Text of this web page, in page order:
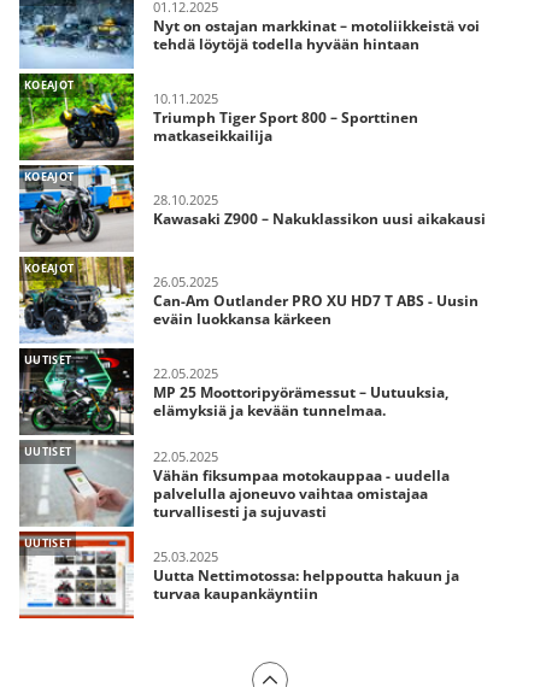
01.12.2025
Nyt on ostajan markkinat – motoliikkeistä voi
tehdä löytöjä todella hyvään hintaan
KOEAJOT
10.11.2025
Triumph Tiger Sport 800 – Sporttinen
matkaseikkailija
KOEAJOT
28.10.2025
Kawasaki Z900 – Nakuklassikon uusi aikakausi
KOEAJOT
26.05.2025
Can-Am Outlander PRO XU HD7 T ABS - Uusin
eväin luokkansa kärkeen
UUTISET
22.05.2025
MP 25 Moottoripyörämessut – Uutuuksia,
elämyksiä ja kevään tunnelmaa.
UUTISET 22.05.2025
Vähän fiksumpaa motokauppaa - uudella
palvelulla ajoneuvo vaihtaa omistajaa
turvallisesti ja sujuvasti
UUTISET
25.03.2025
Uutta Nettimotossa: helppoutta hakuun ja
turvaa kaupankäyntiin